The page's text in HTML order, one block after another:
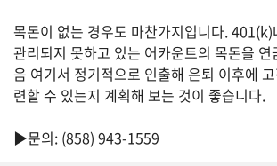
행/
취
미/
일
상
목돈이 없는 경우도 마찬가지입니다. 401(k)
관리되지 못하고 있는 어카운트의 목돈을
음 여기서 정기적으로 인출해 은퇴 이후에
련할 수 있는지 계획해 보는 것이 좋습니다.
▶문의: (858) 943-1559